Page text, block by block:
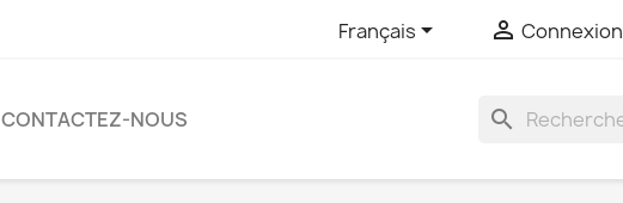
Français  Connexion
CONTACTEZ-NOUS search